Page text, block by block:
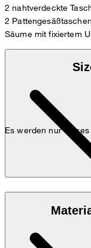
Es werden nur
2 nahtverdeckte
2 Pattengesäßtaschen
Säume mit fixiertem
Das Model trägt die
cm, einem
Maßtabelle